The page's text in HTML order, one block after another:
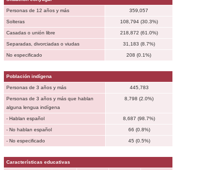
Personas de 12 años y más 359,057
Solteras 108,794 (30.3%)
Casadas o unión libre 218,872 (61.0%)
Separadas, divorciadas o viudas 31,183 (8.7%)
No especificado 208 (0.1%)
Población indígena
Personas de 3 años y más 445,783
Personas de 3 años y más que hablan
alguna lengua indígena
8,798 (2.0%)
- Hablan español 8,687 (98.7%)
- No hablan español 66 (0.8%)
- No especificado 45 (0.5%)
Características educativas